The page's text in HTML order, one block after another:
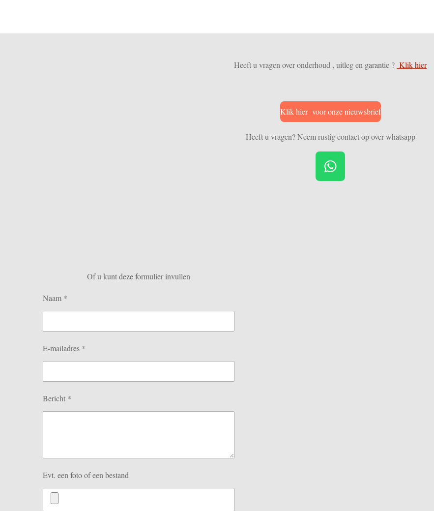
Heeft u vragen over onderhoud , uitleg en garantie ? Klik hier
Klik hier voor onze nieuwsbrief
Heeft u vragen? Neem rustig contact op over whatsapp
W
h
Of u kunt deze formulier invullen
Naam *
E-mailadres *
Bericht *
Evt. een foto of een bestand